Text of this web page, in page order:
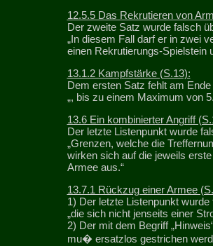
12.5.5 Das Rekrutieren von
Der zweite Satz wurde falsch
„In diesem Fall darf er in zwei
einen Rekrutierungs-Spielstein
13.1.2 Kampfstärke (S.13):
Dem ersten Satz fehlt am
„, bis zu einem Maximum von
13.6 Ein kombinierter Angriff
Der letzte Listenpunkt wurde
„Grenzen, welche die
wirken sich auf die jeweils
Armee aus.“
13.7.1 Rückzug einer Armee
1) Der letzte Listenpunkt
„die sich nicht jenseits einer
2) Der mit dem Begriff
mu� ersatzlos gestrichen